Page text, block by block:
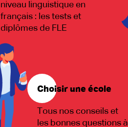
niveau linguistique en
français : les tests et
diplômes de FLE
Choisir une école
Tous nos conseils et
les bonnes questions à